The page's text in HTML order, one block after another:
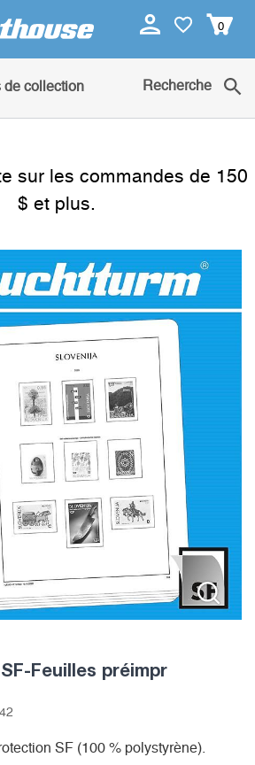
0
de collection Recherche
sur les commandes de 150
$ et plus.
Feuilles préimpr
SF (100 % polystyrène).